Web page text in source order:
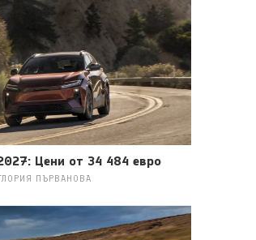
Цени от 34 484 евро
ПЪРВАНОВА